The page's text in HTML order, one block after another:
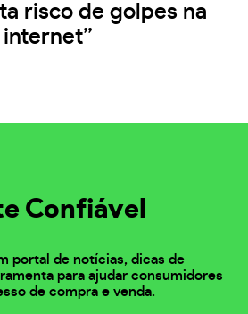
risco de golpes na
internet”
Confiável
portal de notícias, dicas de
para ajudar consumidores
de compra e venda.